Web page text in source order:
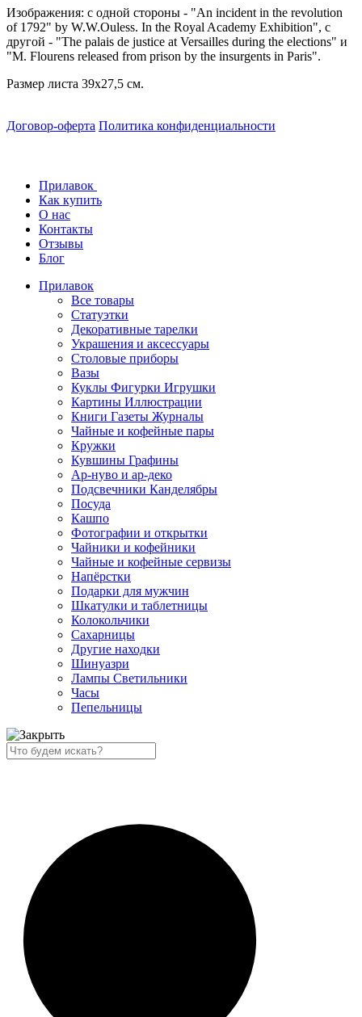
Изображения: с одной стороны - "An incident in the revolution
of 1792" by W.W.Ouless. In the Royal Academy Exhibition", с
другой - "The palais de justice at Versailles during the elections" и
"M. Flourens released from prison by the insurgents in Paris".
Размер листа 39х27,5 см.
Договор-оферта Политика конфиденциальности
Прилавок
Как купить
О нас
Контакты
Отзывы
Блог
Прилавок
Все товары
Статуэтки
Декоративные тарелки
Украшения и аксессуары
Столовые приборы
Вазы
Куклы Фигурки Игрушки
Картины Иллюстрации
Книги Газеты Журналы
Чайные и кофейные пары
Кружки
Кувшины Графины
Ар-нуво и ар-деко
Подсвечники Канделябры
Посуда
Кашпо
Фотографии и открытки
Чайники и кофейники
Чайные и кофейные сервизы
Напёрстки
Подарки для мужчин
Шкатулки и таблетницы
Колокольчики
Сахарницы
Другие находки
Шинуазри
Лампы Светильники
Часы
Пепельницы